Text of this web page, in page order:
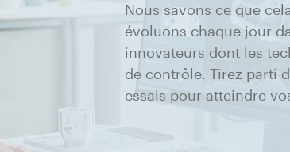
Nous savons ce que
évoluons chaque jour
innovateurs dont les
de contrôle. Tirez parti
essais pour atteindre